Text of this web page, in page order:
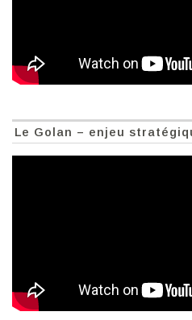
Le Golan – enjeu